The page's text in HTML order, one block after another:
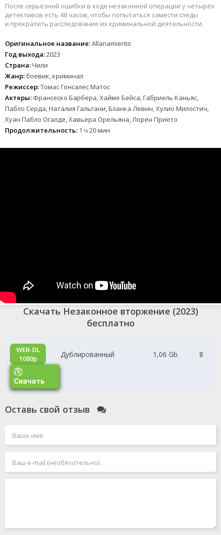
После серьёзной ошибки в ходе незаконной операции у четырёх
детективов есть 48 часов, чтобы попытаться замести следы
и прекратить расследование их криминальной деятельности.
Оригинальное название:Allanamiento
Год выхода:2023
Страна:Чили
Жанр: боевик, криминал
Режиссер:Томас Гонсалес Матос
Актеры: Франсеско Барбера, Хайме Бейса, Габриель Каньяс,
Пабло Серда, Наталия Гальгани, Бланка Левин, Хулио Милостич,
Хуан Пабло Огалде, Хавьера Орельяна, Лорен Прието
Продолжительность: 1 ч 20 мин
Скачать Незаконное вторжение (2023)
бесплатно
WEB-DL
1080p
Дублированный 1,06 Gb 8
Скачать
Оставь свой отзыв